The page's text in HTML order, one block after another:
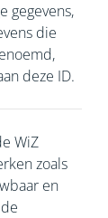
gegevens,
die
deze ID.
WiZ
zoals
en